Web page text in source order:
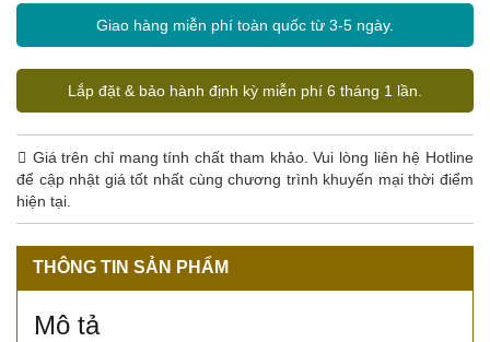
Giao hàng miễn phí toàn quốc từ 3-5 ngày.
Lắp đặt & bảo hành định kỳ miễn phí 6 tháng 1 lần.
Giá trên chỉ mang tính chất tham khảo. Vui lòng liên hệ Hotline
để cập nhật giá tốt nhất cùng chương trình khuyến mại thời điểm
hiện tại.
THÔNG TIN SẢN PHẨM
Mô tả